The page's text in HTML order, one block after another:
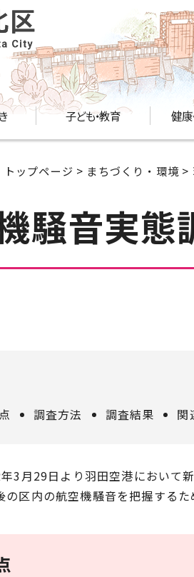
子ども・教育 健康
トップページ > まちづくり・環境 >
騒音実態
調査方法 調査結果 関
3月29日より羽田空港において
の区内の航空機騒音を把握する